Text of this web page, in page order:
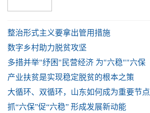
整治形式主义要拿出管用措施
数字乡村助力脱贫攻坚
多措并举"纾困"民营经济 为"六稳""六保
产业扶贫是实现稳定脱贫的根本之策
大循环、双循环，山东如何成为重要节点
抓“六保”促“六稳” 形成发展新动能